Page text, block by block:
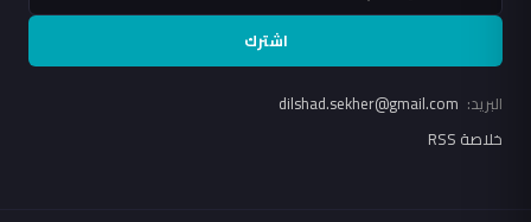
اشترك
البريد:
خلاصة RSS